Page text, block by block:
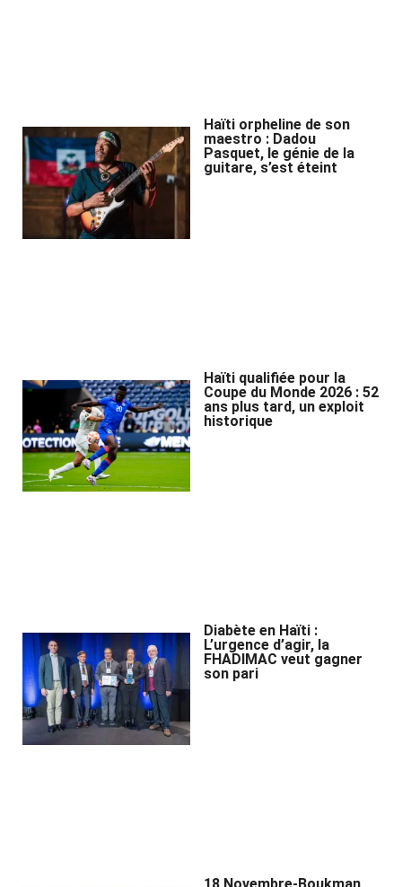
Haïti orpheline de son
maestro : Dadou
Pasquet, le génie de la
guitare, s’est éteint
Haïti qualifiée pour la
Coupe du Monde 2026 : 52
ans plus tard, un exploit
historique
Diabète en Haïti :
L’urgence d’agir, la
FHADIMAC veut gagner
son pari